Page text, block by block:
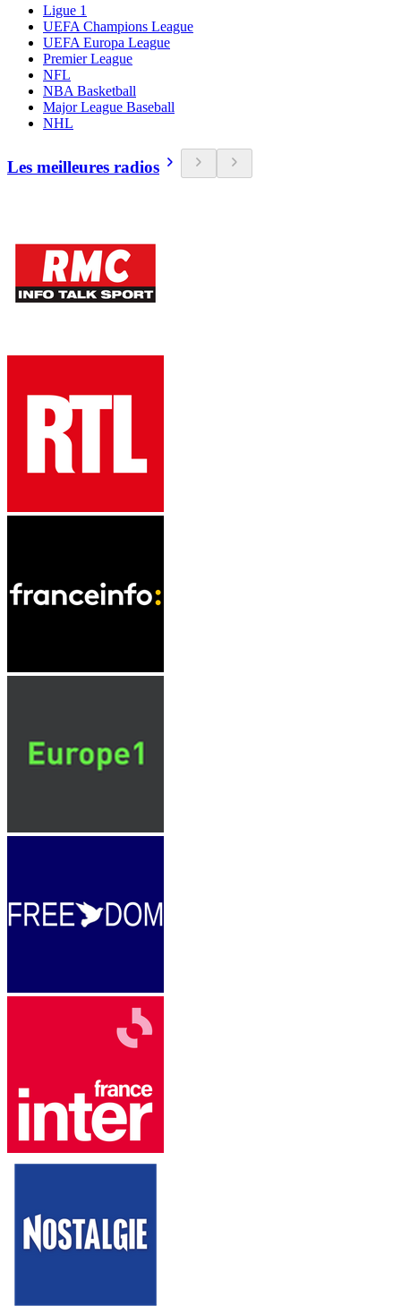
Ligue 1
UEFA Champions League
UEFA Europa League
Premier League
NFL
NBA Basketball
Major League Baseball
NHL
Les meilleures radios